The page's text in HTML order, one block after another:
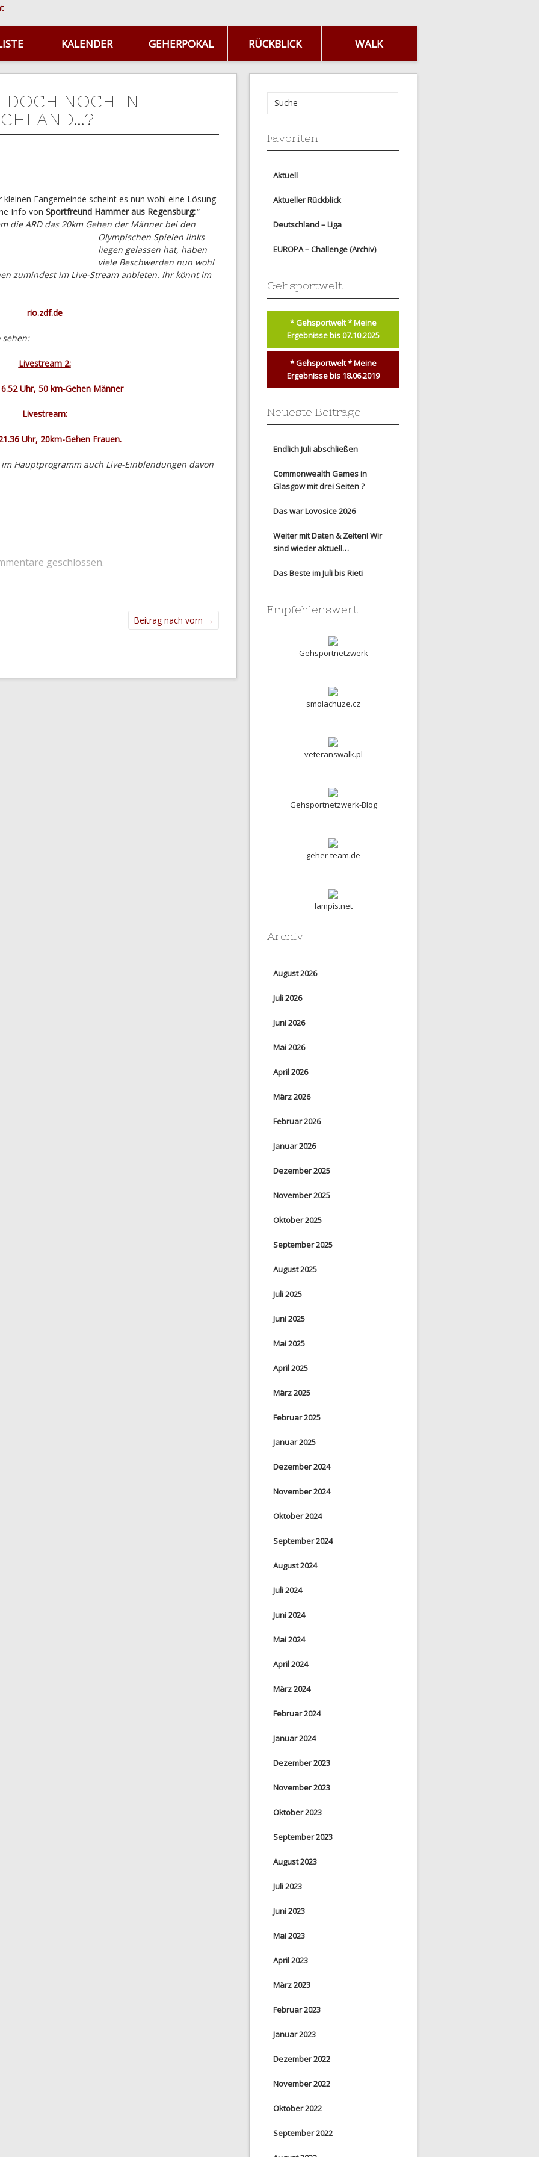
KALENDER GEHERPOKAL RÜCKBLICK WALK
DOCH NOCH IN
Fangemeinde scheint es nun wohl eine Lösung
Info von Sportfreund Hammer aus Regensburg:“
die ARD das 20km Gehen der Männer bei den
Olympischen Spielen links
liegen gelassen hat, haben
viele Beschwerden nun wohl
zumindest im Live-Stream anbieten. Ihr könnt im
rio.zdf.de
sehen:
Livestream 2:
Uhr, 50 km-Gehen Männer
Livestream:
Uhr, 20km-Gehen Frauen.
Hauptprogramm auch Live-Einblendungen davon
geschlossen.
Beitrag nach vorn →
Favoriten
Aktuell
Aktueller Rückblick
Deutschland – Liga
EUROPA – Challenge (Archiv)
Gehsportwelt
* Gehsportwelt * Meine
Ergebnisse bis 07.10.2025
* Gehsportwelt * Meine
Ergebnisse bis 18.06.2019
Neueste Beiträge
Endlich Juli abschließen
Commonwealth Games in
Glasgow mit drei Seiten ?
Das war Lovosice 2026
Weiter mit Daten & Zeiten! Wir
sind wieder aktuell…
Das Beste im Juli bis Rieti
Empfehlenswert
Gehsportnetzwerk
smolachuze.cz
veteranswalk.pl
Gehsportnetzwerk-Blog
geher-team.de
lampis.net
Archiv
August 2026
Juli 2026
Juni 2026
Mai 2026
April 2026
März 2026
Februar 2026
Januar 2026
Dezember 2025
November 2025
Oktober 2025
September 2025
August 2025
Juli 2025
Juni 2025
Mai 2025
April 2025
März 2025
Februar 2025
Januar 2025
Dezember 2024
November 2024
Oktober 2024
September 2024
August 2024
Juli 2024
Juni 2024
Mai 2024
April 2024
März 2024
Februar 2024
Januar 2024
Dezember 2023
November 2023
Oktober 2023
September 2023
August 2023
Juli 2023
Juni 2023
Mai 2023
April 2023
März 2023
Februar 2023
Januar 2023
Dezember 2022
November 2022
Oktober 2022
September 2022